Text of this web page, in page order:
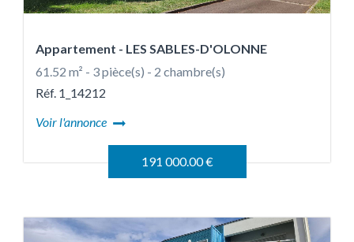
Appartement - LES SABLES-D'OLONNE
61.52 m² - 3 pièce(s) - 2 chambre(s)
Réf. 1_14212
Voir l'annonce
191 000.00 €